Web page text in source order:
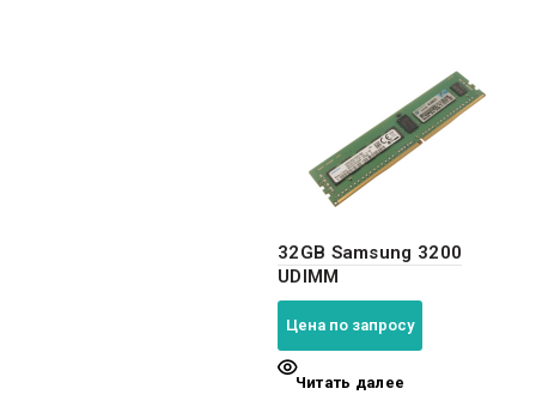
32GB Samsung 3200
UDIMM
Цена по запросу
Читать далее